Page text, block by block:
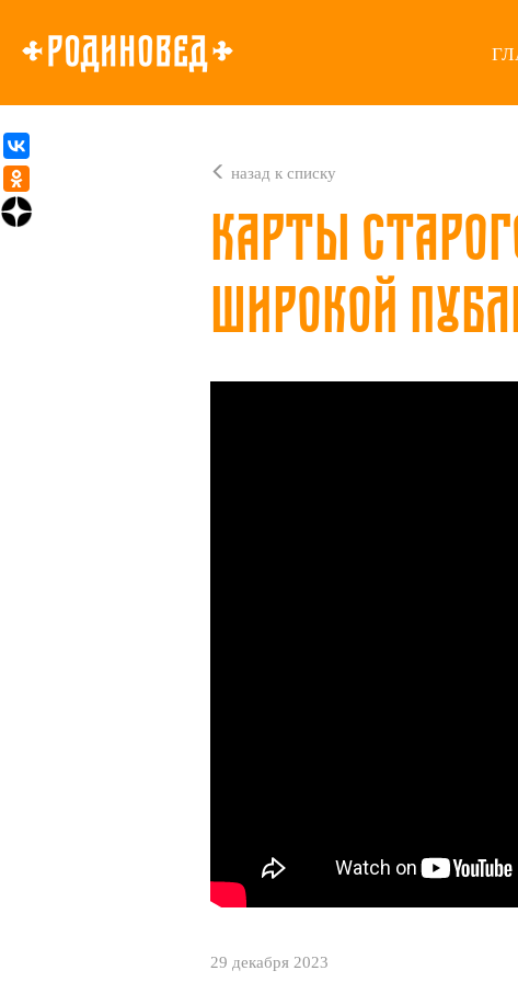
назад к списку
Карты
широкой
29 декабря 2023